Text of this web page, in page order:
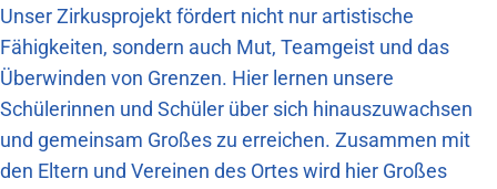
Unser Zirkusprojekt fördert nicht nur artistische
Fähigkeiten, sondern auch Mut, Teamgeist und das
Überwinden von Grenzen. Hier lernen unsere
Schülerinnen und Schüler über sich hinauszuwachsen
und gemeinsam Großes zu erreichen. Zusammen mit
den Eltern und Vereinen des Ortes wird hier Großes